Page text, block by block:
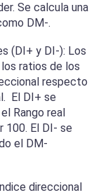
Se calcula una
DM-.
(DI+ y DI-): Los
ratios de los
respecto
El DI+ se
Rango real
100. El DI- se
el DM-
direccional